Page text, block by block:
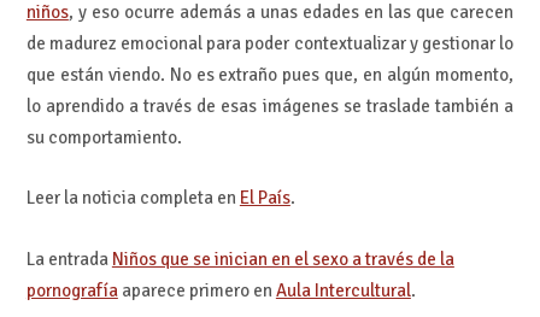
niños, y eso ocurre además a unas edades en las que carecen
de madurez emocional para poder contextualizar y gestionar lo
que están viendo. No es extraño pues que, en algún momento,
lo aprendido a través de esas imágenes se traslade también a
su comportamiento.
Leer la noticia completa en El País.
La entrada Niños que se inician en el sexo a través de la
pornografíaaparece primero en Aula Intercultural.